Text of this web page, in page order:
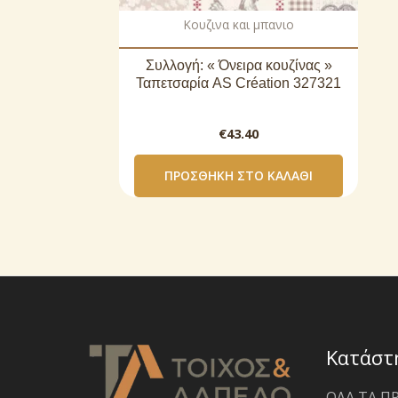
Κουζινα και μπανιο
Συλλογή: « Όνειρα κουζίνας »
Ταπετσαρία AS Création 327321
€43.40
ΠΡΟΣΘΉΚΗ ΣΤΟ ΚΑΛΆΘΙ